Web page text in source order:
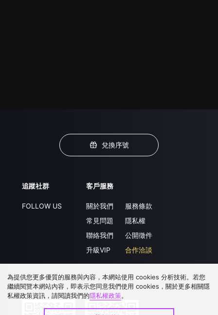
兌換序號
追蹤社群
FOLLOW US
客戶服務
關於我們
常見問題
聯絡我們
升級VIP
服務條款
隱私權
公開徵件
合作洽談
下載 APP
為提供您更多優質的服務與內容，本網站使用 cookies 分析技術。若您
繼續閱覽本網站內容，即表示您同意我們使用 cookies，關於更多相關隱
私權政策資訊，請閱讀我們的隱私權政策。